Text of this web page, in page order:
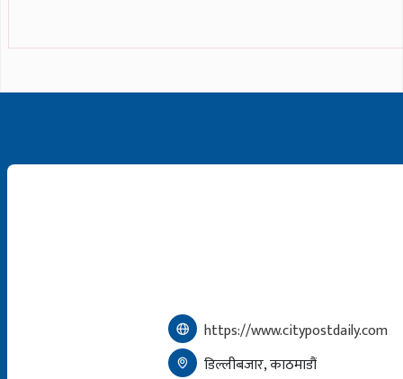
https://www.citypostdaily.com
डिल्लीबजार, काठमाडौं